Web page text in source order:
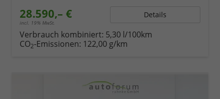
28.590,– €
incl. 19% MwSt.
Details
Verbrauch kombiniert: 5,30 l/100km
CO2-Emissionen: 122,00 g/km